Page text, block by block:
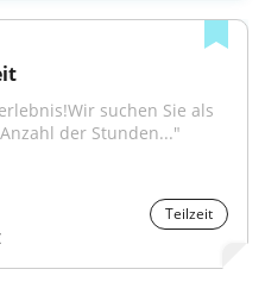
der Stunden..."
Teilzeit